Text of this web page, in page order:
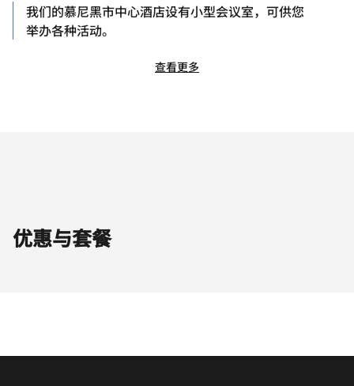
我们的慕尼黑市中心酒店设有小型会议室，可供您
举办各种活动。
查看更多
优惠与套餐